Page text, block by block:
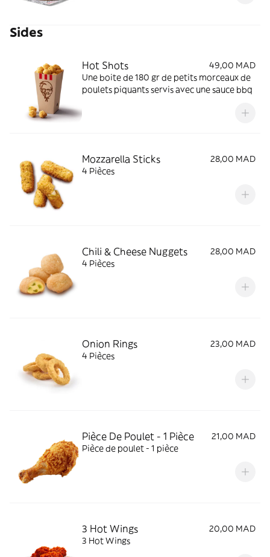
Sides
Hot Shots
49,00 MAD
Une boite de 180 gr de petits morceaux de
poulets piquants servis avec une sauce bbq
Mozzarella Sticks
28,00 MAD
4 Pièces
Chili & Cheese Nuggets
28,00 MAD
4 Pièces
Onion Rings
23,00 MAD
4 Pièces
Pièce De Poulet - 1 Pièce
21,00 MAD
Pièce de poulet - 1 pièce
3 Hot Wings
20,00 MAD
3 Hot Wings